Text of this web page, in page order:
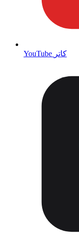
YouTube کاتر